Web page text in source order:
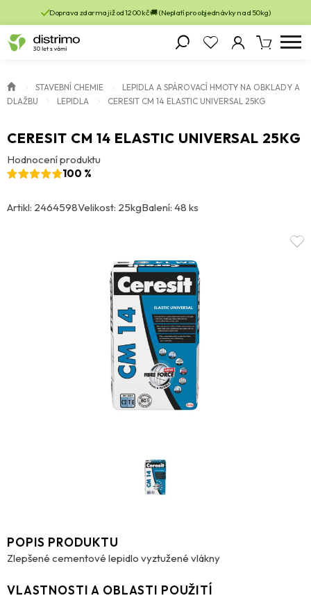
Doprava zdarma již od 1200 kč 🚚 (Neplatí pro objednávky nad 50kg)
STAVEBNÍ CHEMIE
LEPIDLA A SPÁROVACÍ HMOTY NA OBKLADY A
DLAŽBU
LEPIDLA CERESIT CM 14 ELASTIC UNIVERSAL 25KG
CERESIT CM 14 ELASTIC UNIVERSAL 25KG
Hodnocení produktu
100 %
Artikl: 2464598Velikost: 25kgBalení: 48 ks
POPIS PRODUKTU
Zlepšené cementové lepidlo vyztužené vlákny
VLASTNOSTI A OBLASTI POUŽITÍ